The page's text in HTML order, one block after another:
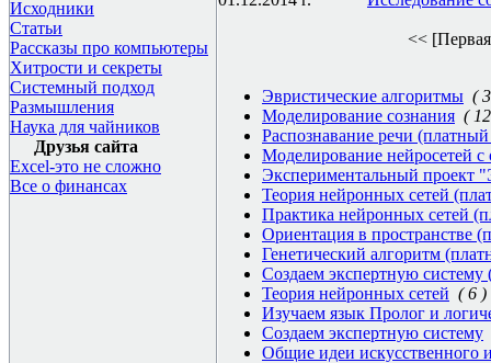
Исходники
Статьи
Рассказы про компьютеры
Хитрости и секреты
Системный подход
Размышления
Наука для чайников
Друзья сайта
Excel-это не сложно
Все о финансах
<<
Эвристические алгоритмы (
Моделирование сознания (
Распознавание речи (платный
Моделирование нейросетей с
Экспериментальный проект
Теория нейронных сетей
Практика нейронных сетей
Ориентация в пространстве
Генетический алгоритм
Создаем экспертную систему
Теория нейронных сетей ( 6 )
Изучаем язык Пролог и
Создаем экспертную систему
Общие идеи искусственного